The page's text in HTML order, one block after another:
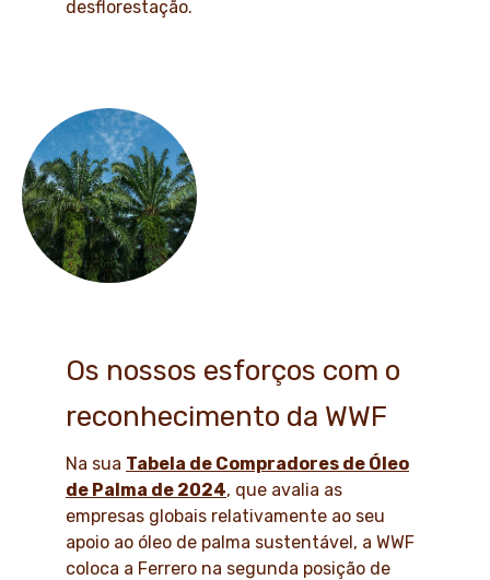
desflorestação.
Os nossos esforços com o
reconhecimento da WWF
Na sua Tabela de Compradores de Óleo
de Palma de 2024, que avalia as
empresas globais relativamente ao seu
apoio ao óleo de palma sustentável, a WWF
coloca a Ferrero na segunda posição de